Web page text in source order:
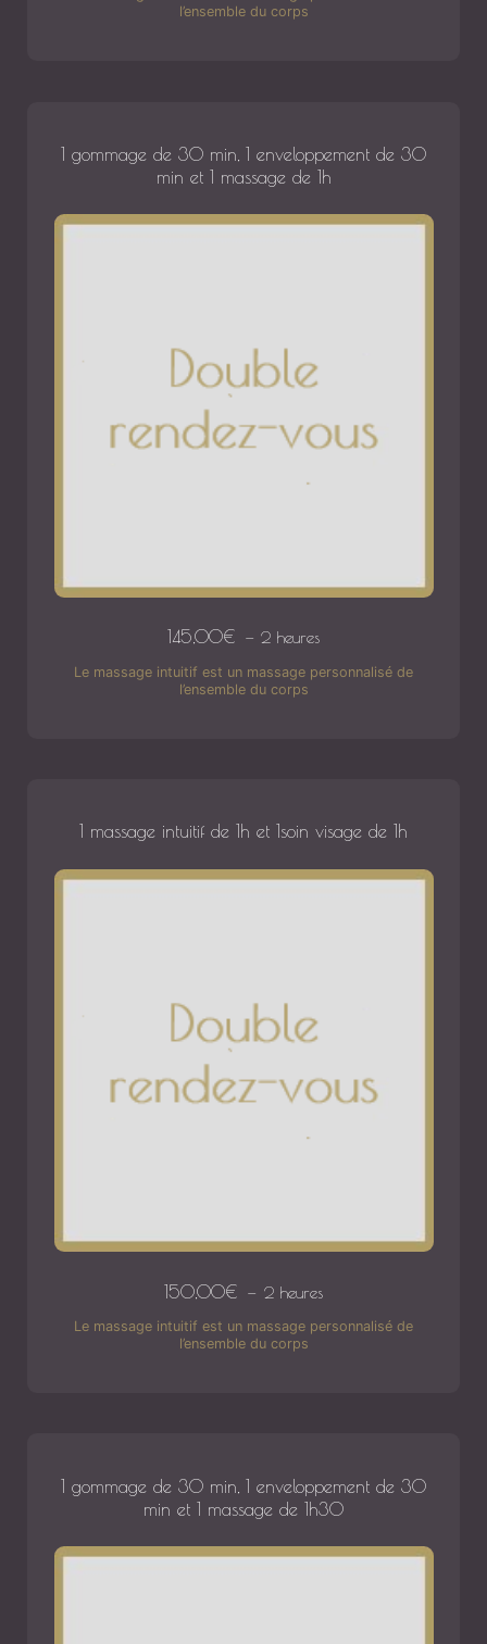
l’ensemble du corps
1 gommage de 30 min, 1 enveloppement de 30
min et 1 massage de 1h
145,00€ 2 heures
Le massage intuitif est un massage personnalisé de
l’ensemble du corps
1 massage intuitif de 1h et 1soin visage de 1h
150,00€ 2 heures
Le massage intuitif est un massage personnalisé de
l’ensemble du corps
1 gommage de 30 min, 1 enveloppement de 30
min et 1 massage de 1h30